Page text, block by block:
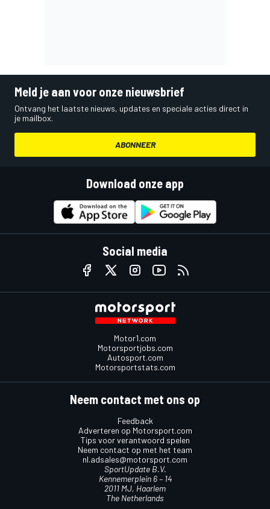
Meld je aan voor onze nieuwsbrief
Ontvang het laatste nieuws, updates en speciale acties direct in
je mailbox.
ABONNEER
Download onze app
Social media
Motor1.com
Motorsportjobs.com
Autosport.com
Motorsportstats.com
Neem contact met ons op
Feedback
Adverteren op Motorsport.com
Tips voor verantwoord spelen
Neem contact op met het team
nl.adsales@motorsport.com
SportUpdate B.V.
Kennemerplein 6 – 14
2011 MJ, Haarlem
The Netherlands